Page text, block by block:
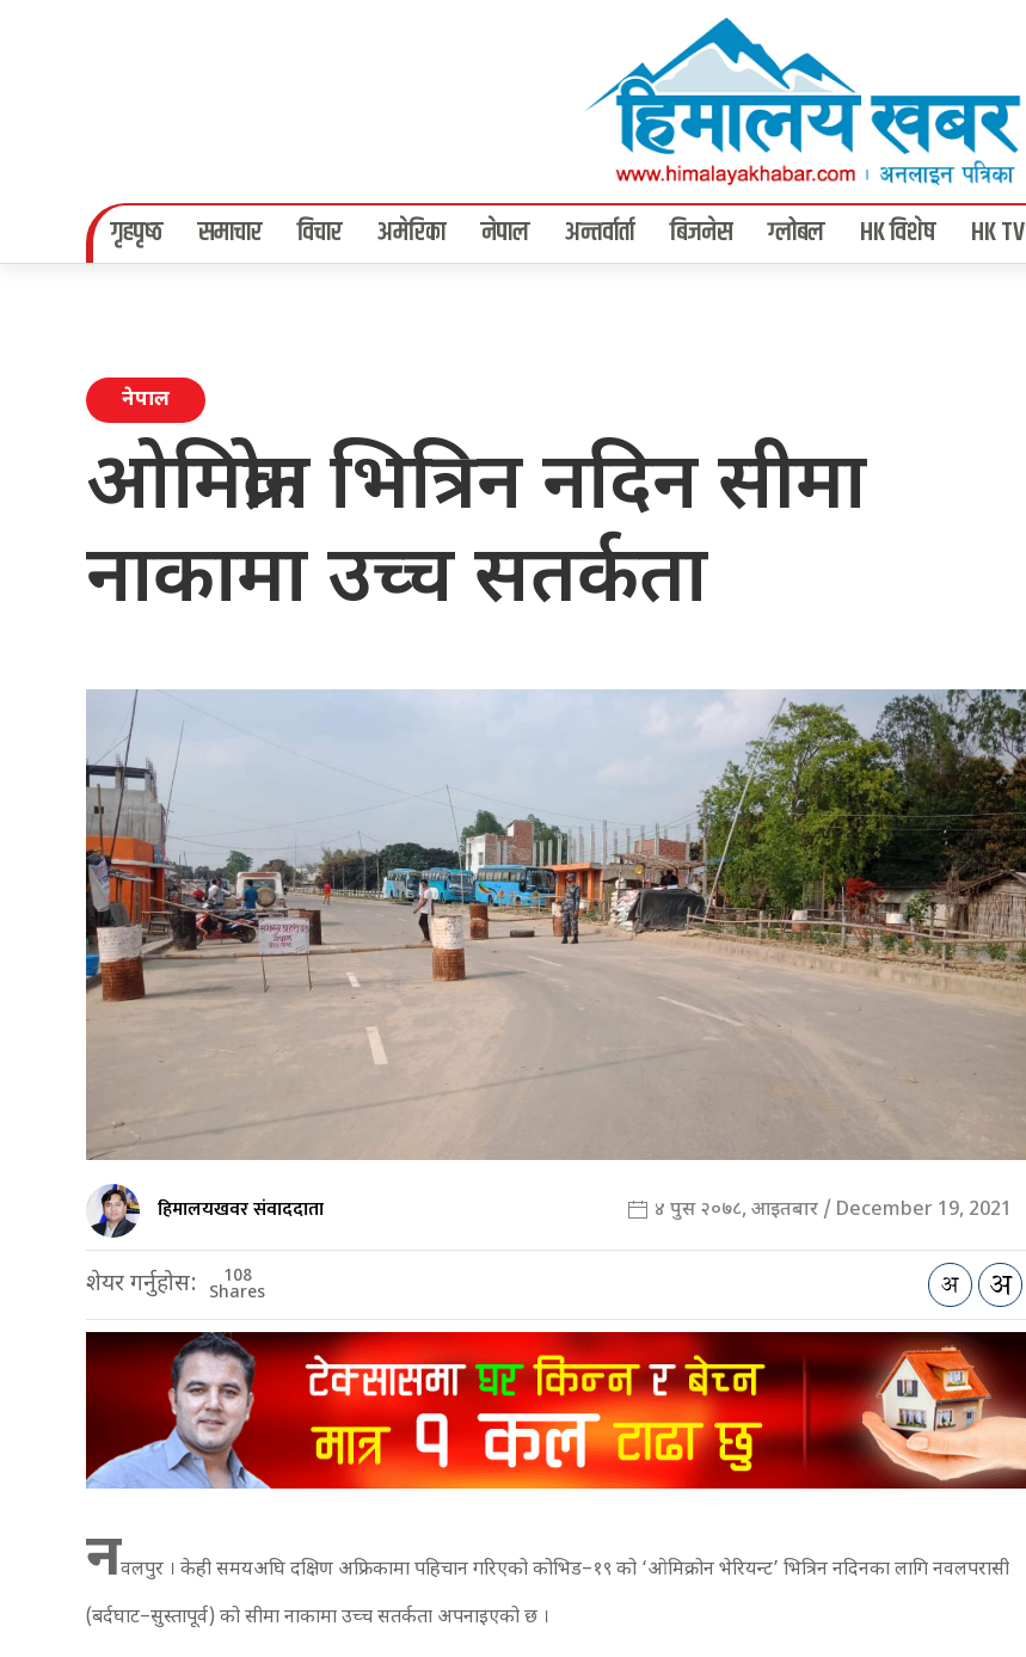
गृहपृष्‍ठ समाचार विचार अमेरिका नेपाल अन्तर्वार्ता बिजनेस ग्लोबल HK विशेष HK TV
नेपाल
ओमिक्रोन भित्रिन नदिन सीमा
नाकामा उच्च सतर्कता
हिमालयखवर संवाददाता ४ पुस २०७८, आइतबार / December 19, 2021
शेयर गर्नुहोस: 108
Shares
नवलपुर । केही समयअघि दक्षिण अफ्रिकामा पहिचान गरिएको कोभिड–१९ को ‘ओमिक्रोन भेरियन्ट’ भित्रिन नदिनका लागि नवलपरासी
(बर्दघाट–सुस्तापूर्व) को सीमा नाकामा उच्च सतर्कता अपनाइएको छ ।